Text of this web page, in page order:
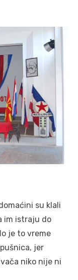
su klali
im istraju do
je to vreme
jer
niko nije ni